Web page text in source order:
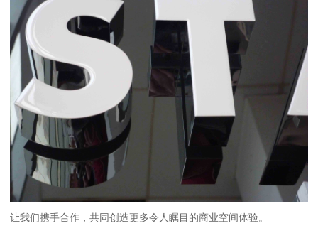
让我们携手合作，共同创造更多令人瞩目的商业空间体验。